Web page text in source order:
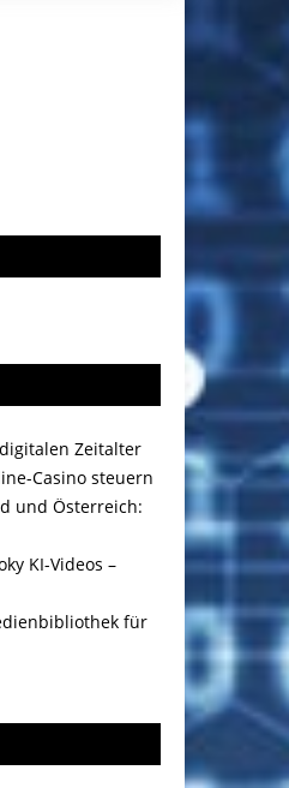
Zeitalter
Casino steuern
und Österreich:
KI-Videos –
für